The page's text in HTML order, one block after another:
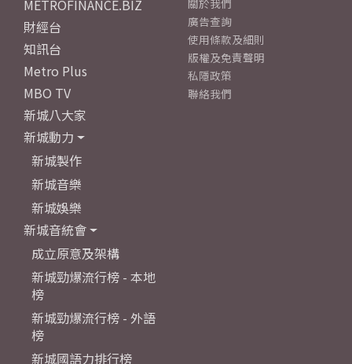
METROFINANCE.BIZ
財經台
知訊台
Metro Plus
MBO TV
新城八大家
新城動力
新城製作
新城音樂
新城娛樂
新城音統會
成立原意及架構
新城勁爆流行榜 - 本地
榜
新城勁爆流行榜 - 外語
榜
新城國語力排行榜
關於我們
廣告查詢
使用條款及細則
版權及免責聲明
私隱政策
聯絡我們